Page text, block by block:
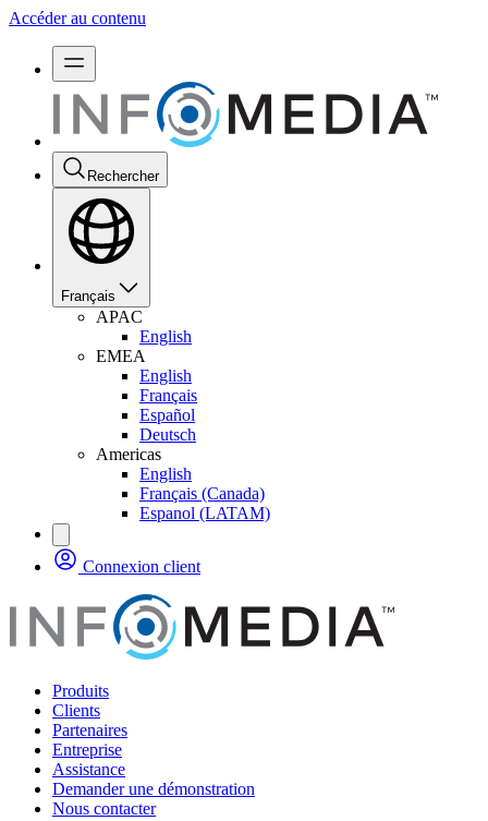
Accéder au contenu
Rechercher
Français
APAC
English
EMEA
English
Français
Español
Deutsch
Americas
English
Français (Canada)
Espanol (LATAM)
Connexion client
Produits
Clients
Partenaires
Entreprise
Assistance
Demander une démonstration
Nous contacter